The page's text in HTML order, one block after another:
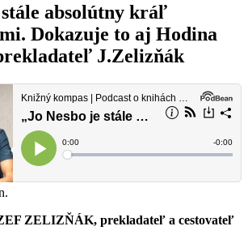
stále absolútny kráľ
Dokazuje to aj Hodina
J.Zelizňák
ZELIZŇÁK, prekladateľ a cestovateľ